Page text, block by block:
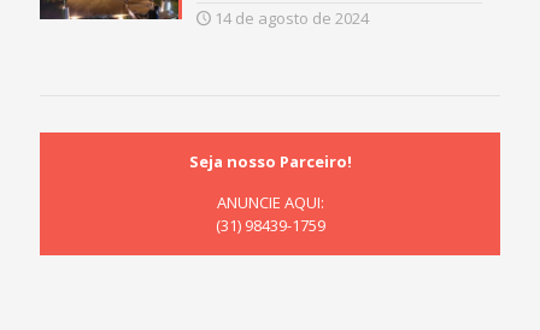
14 de agosto de 2024
Seja nosso Parceiro!
ANUNCIE AQUI:
(31) 98439-1759